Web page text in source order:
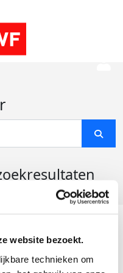
website bezoekt.
technieken om